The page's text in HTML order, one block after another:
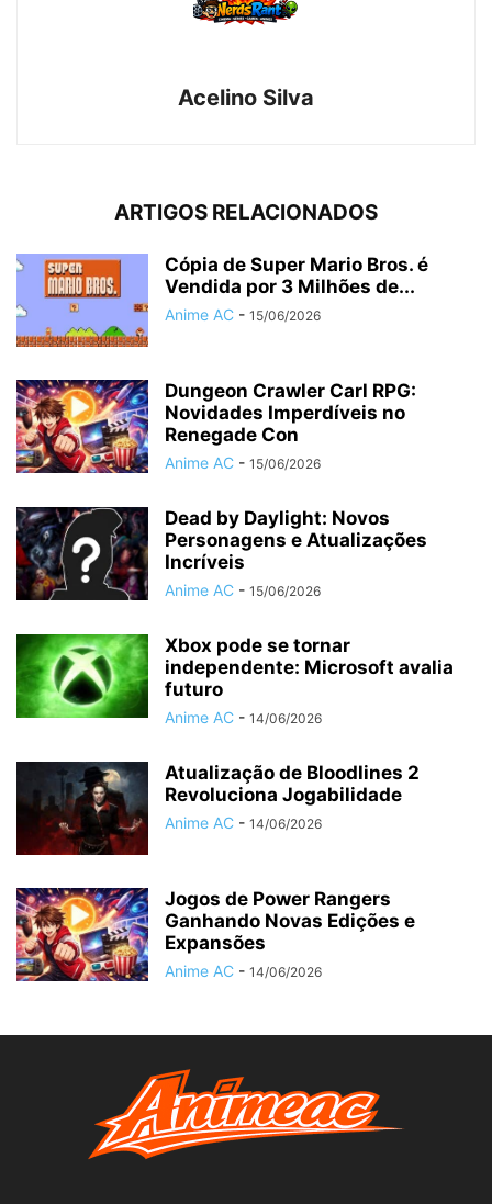
Acelino Silva
ARTIGOS RELACIONADOS
Cópia de Super Mario Bros. é
Vendida por 3 Milhões de...
Anime AC - 15/06/2026
Dungeon Crawler Carl RPG:
Novidades Imperdíveis no
Renegade Con
Anime AC - 15/06/2026
Dead by Daylight: Novos
Personagens e Atualizações
Incríveis
Anime AC - 15/06/2026
Xbox pode se tornar
independente: Microsoft avalia
futuro
Anime AC - 14/06/2026
Atualização de Bloodlines 2
Revoluciona Jogabilidade
Anime AC - 14/06/2026
Jogos de Power Rangers
Ganhando Novas Edições e
Expansões
Anime AC - 14/06/2026